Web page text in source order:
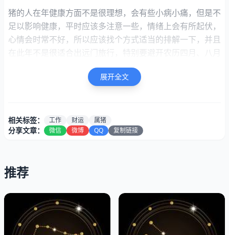
猪的人在年健康方面不是很理想，会有些小病小痛，但是不
足以影响健康，平时应该多注意一些，情绪上会有所起伏，
心情会时常不好，所以应该找个方式适当的排解一下，并且
在此年不是很适合出远门旅行，特别要避开农历四月、八月
和九月，这几个月最容易出现一些意外。
属猪的人在年由于白虎星的入宫，会给自己的工作上带来不
展开全文
相关标签： 工作 财运 属猪
分享文章： 微信 微博 QQ 复制链接
推荐